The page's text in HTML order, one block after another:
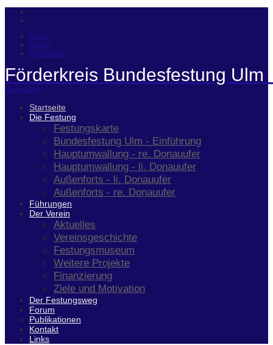
Login
Suche
Impressum
Förderkreis Bundesfestung Ulm
Navigation
Startseite
Die Festung
Festungskarte
Bundesfestung Ulm - Einführung
Hauptumwallung - re. Donauufer
Hauptumwallung - li. Donauufer
Außenforts - li. Donauufer
Außenforts - re. Donauufer
Führungen
Der Verein
Aktuelles
Vereinsgeschichte
Festungsmuseum
Weitere Projekte
Finanzierung
Ziele und Motivation
Der Festungsweg
Forum
Publikationen
Kontakt
Links